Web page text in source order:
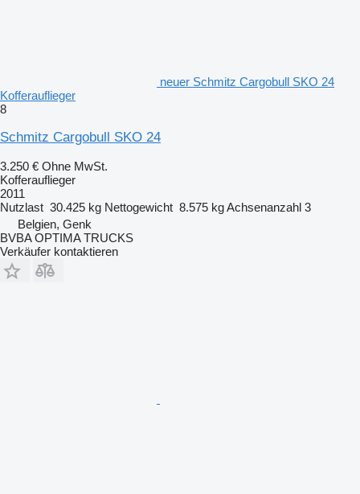
neuer Schmitz Cargobull SKO 24
Kofferauflieger
8
Schmitz Cargobull SKO 24
3.250 € Ohne MwSt.
Kofferauflieger
2011
Nutzlast 30.425 kg Nettogewicht 8.575 kgAchsenanzahl 3
Belgien, Genk
BVBA OPTIMA TRUCKS
Verkäufer kontaktieren